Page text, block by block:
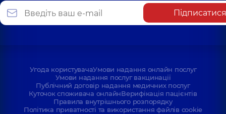
Підписатися
Угода користувачаУмови надання онлайн послуг
Умови надання послуг вакцинації
Публічний договір надання медичних послуг
Куточок споживача онлайнВерифікація пацієнтів
Правила внутрішнього розпорядку
Політика приватності та використання файлів cookie